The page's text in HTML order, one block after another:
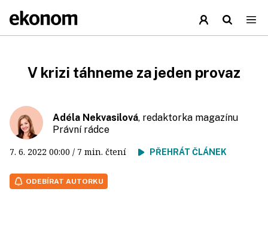
V krizi táhneme za jeden provaz
Adéla Nekvasilová, redaktorka magazínu
Právní rádce
7. 6. 2022 00:00 / 7 min. čtení PŘEHRÁT ČLÁNEK
ODEBÍRAT AUTORKU